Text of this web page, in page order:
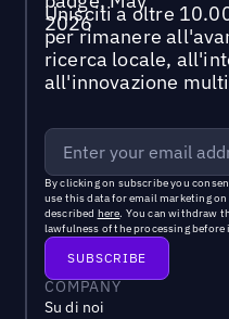
Unisciti a oltre
per rimanere
ricerca locale,
all'innovazione
By clicking on subscribe you
use this data for email marketing
described here. You can withdraw
lawfulness of the processing
COMPANY
Su di noi